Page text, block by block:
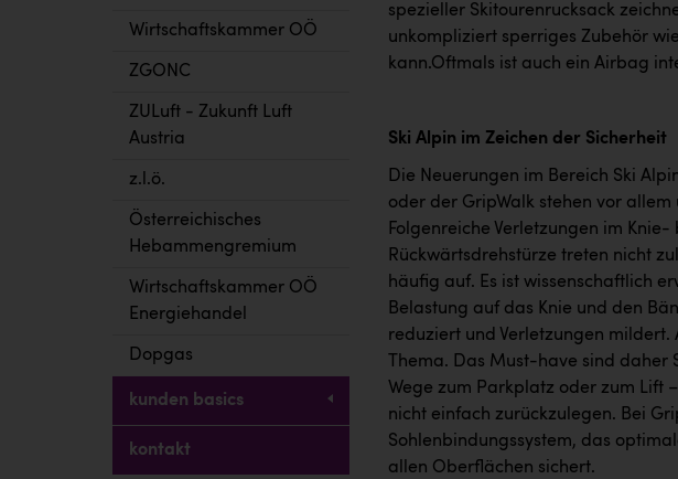
Wirtschaftskammer OÖ
ZGONC
ZULuft - Zukunft Luft
Austria
z.l.ö.
Österreichisches
Hebammengremium
Wirtschaftskammer OÖ
Energiehandel
Dopgas
kunden basics
kontakt
spezieller Skitourenrucksack
unkompliziert sperriges Zubehör
kann.Oftmals ist auch ein Airbag
Ski Alpin im Zeichen der Sicherheit
Die Neuerungen im Bereich Ski
oder der GripWalk stehen vor
Folgenreiche Verletzungen im
Rückwärtsdrehstürze treten nicht
häufig auf. Es ist wissenschaftlich
Belastung auf das Knie und den
reduziert und Verletzungen mildert.
Thema. Das Must-have sind daher
Wege zum Parkplatz oder zum Lift
nicht einfach zurückzulegen. Bei
Sohlenbindungssystem, das
allen Oberflächen sichert.